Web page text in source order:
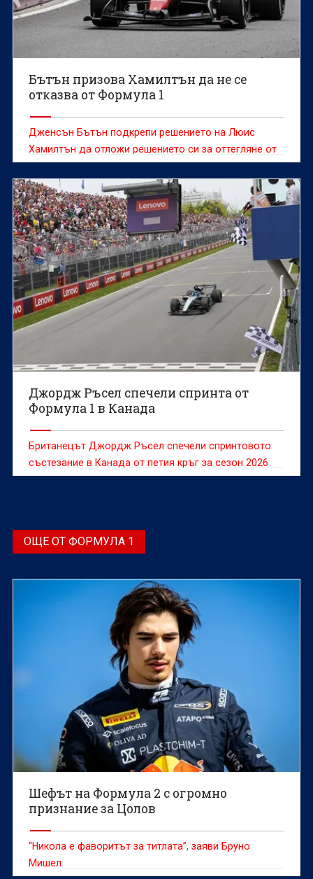
Бътън призова Хамилтън да не се
отказва от Формула 1
Дженсън Бътън подкрепи решението на Люис
Хамилтън да отложи решението си за оттегляне от
Формула 1 с още една година и да продължи да се
състезава
Джордж Ръсел спечели спринта от
Формула 1 в Канада
Британецът Джордж Ръсел спечели спринтовото
състезание в Канада от петия кръг за сезон 2026
във Формула 1.
ОЩЕ ОТ ФОРМУЛА 1
Шефът на Формула 2 с огромно
признание за Цолов
“Никола е фаворитът за титлата”, заяви Бруно
Мишел